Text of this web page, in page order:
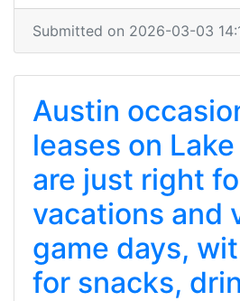
Submitted on 2026-03-03
Austin
leases on
are just right
vacations and
game days,
for snacks,